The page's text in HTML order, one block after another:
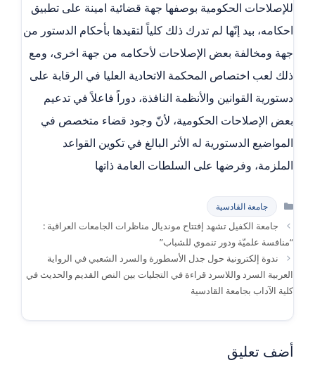
للإصلاحات الحكومية بوصفها جهة قضائية امينة على تطبيق
احكامه، بيد إنّها لم تدرك ذلك كلياً لتقيدها بأحكام الدستور من
جهة ومخالفة بعض الإصلاحات لأحكامه من جهة اخرى، ومع
ذلك لعب اختصاص المحكمة الاتحادية العليا في الرقابة على
دستورية القوانين والأنظمة النافذة، دوراً فاعلاً في تدعيم
بعض الإصلاحات الحكومية، لأنّ وجود قضاء متخصص في
المواضيع الدستورية له الأثر البالغ في تكوين القواعد
الملزمة، وفرضها على السلطات العامة ذاتها
التصنيفات
جامعة القادسية
جامعة الكفيل تشهد إفتتاح مونديال مناظرات الجامعات العراقية :
“منافسة علميّة ودور تنموي للشباب”
ندوة إلكترونية حول جدل الأسطورة والسرد الشعبي في الرواية
العربية السرد واللاسرد قراءة في التجليات بين النص القديم والحديث في
كلية الآداب بجامعة القادسية
أضف تعليق